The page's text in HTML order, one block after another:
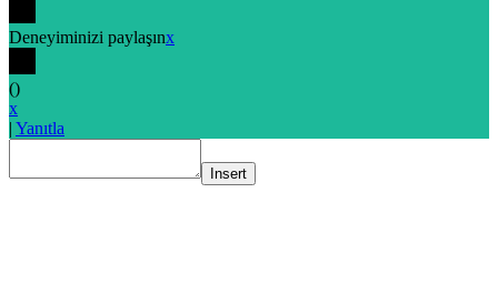
Deneyiminizi paylaşınx
()
x
| Yanıtla
Insert